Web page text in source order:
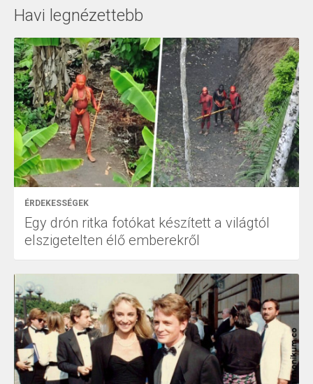
Havi legnézettebb
ÉRDEKESSÉGEK
Egy drón ritka fotókat készített a világtól
elszigetelten élő emberekről